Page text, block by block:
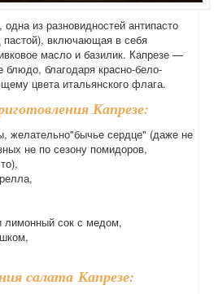
из разновидностей антипасто
включающая в себя
масло и базилик. Капрезе —
блюдо, благодаря красно-бело-
цвета итальянского флага.
Капрезе:
желательно"бычье сердце" (даже не
не по сезону помидоров,
лимонный сок с медом,
салата Капрезе: